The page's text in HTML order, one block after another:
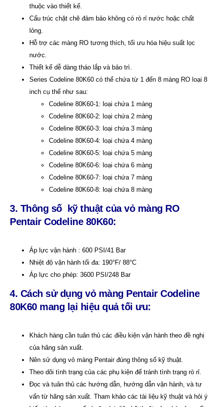
thuộc vào thiết kế.
Cấu trúc chặt chẽ đảm bảo không có rò rỉ nước hoặc chất
lỏng.
Hỗ trợ các màng RO tương thích, tối ưu hóa hiệu suất lọc
nước.
Thiết kế dễ dàng tháo lắp và bảo trì.
Series Codeline 80K60 có thể chứa từ 1 đến 8 màng RO loại 8
inch cụ thể như sau:
Codeline 80K60-1: loại chứa 1 màng
Codeline 80K60-2: loại chứa 2 màng
Codeline 80K60-3: loại chứa 3 màng
Codeline 80K60-4: loại chứa 4 màng
Codeline 80K60-5: loại chứa 5 màng
Codeline 80K60-6: loại chứa 6 màng
Codeline 80K60-7: loại chứa 7 màng
Codeline 80K60-8: loại chứa 8 màng
3. Thông số kỹ thuật của vỏ màng RO
Pentair Codeline 80K60:
Áp lực vận hành : 600 PSI/41 Bar
Nhiệt độ vận hành tối đa: 190°F/ 88°C
Áp lực cho phép: 3600 PSI/248 Bar
4. Cách sử dụng vỏ màng Pentair Codeline
80K60 mang lại hiệu quả tối ưu:
Khách hàng cần tuân thủ các điều kiện vận hành theo đề nghị
của hãng sản xuất.
Nên sử dụng vỏ màng Pentair đúng thông số kỹ thuật.
Theo dõi tình trạng của các phụ kiện để tránh tình trạng rò rỉ.
Đọc và tuân thủ các hướng dẫn, hướng dẫn vận hành, và tư
vấn từ hãng sản xuất. Tham khảo các tài liệu kỹ thuật và hỏi ý